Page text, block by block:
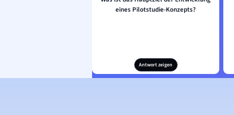
eines Pilotstudie-Konzepts?
Antwort zeigen